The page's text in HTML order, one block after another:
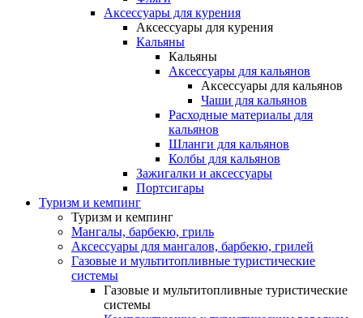
Аксессуары для курения
Аксессуары для курения
Кальяны
Кальяны
Аксессуары для кальянов
Аксессуары для кальянов
Чаши для кальянов
Расходные материалы для
кальянов
Шланги для кальянов
Колбы для кальянов
Зажигалки и аксессуары
Портсигары
Туризм и кемпинг
Туризм и кемпинг
Мангалы, барбекю, гриль
Аксессуары для мангалов, барбекю, грилей
Газовые и мультитопливные туристические
системы
Газовые и мультитопливные туристические
системы